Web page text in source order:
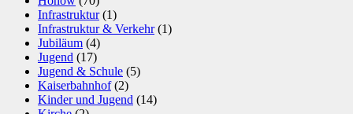
Infrastruktur(1)
Infrastruktur & Verkehr(1)
Jubiläum (4)
Jugend (17)
Jugend & Schule (5)
Kaiserbahnhof(2)
Kinder und Jugend (14)